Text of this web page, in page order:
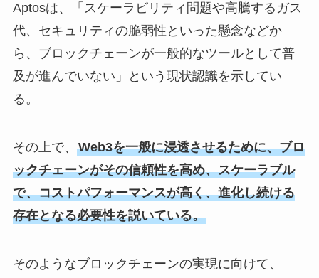
Aptosは、「スケーラビリティ問題や高騰するガス
代、セキュリティの脆弱性といった懸念などか
ら、ブロックチェーンが一般的なツールとして普
及が進んでいない」という現状認識を示してい
る。
その上で、 Web3を一般に浸透させるために、ブロ
ックチェーンがその信頼性を高め、スケーラブル
で、コストパフォーマンスが高く、進化し続ける
存在となる必要性を説いている。
そのようなブロックチェーンの実現に向けて、